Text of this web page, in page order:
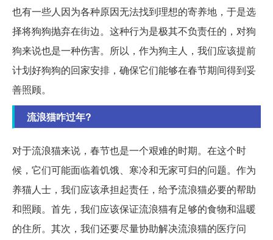
也有一些人因为各种原因无法找到理想的寄养地，于是选
择将狗狗抛弃在街边。这种行为是极其不负责任的，对狗
狗来说也是一种伤害。所以，作为狗主人，我们应该提前
计划好狗狗的回家安排，确保它们能够在春节期间得到妥
善照顾。
流浪猫咋过年?
对于流浪猫来说，春节也是一个艰难的时期。在这个时
候，它们可能面临着饥饿、寒冷和无家可归的问题。作为
养猫人士，我们应该承担起责任，给予流浪猫必要的帮助
和照顾。首先，我们应该保证流浪猫有足够的食物和温暖
的住所。其次，我们还要尽量协助解决流浪猫的医疗问